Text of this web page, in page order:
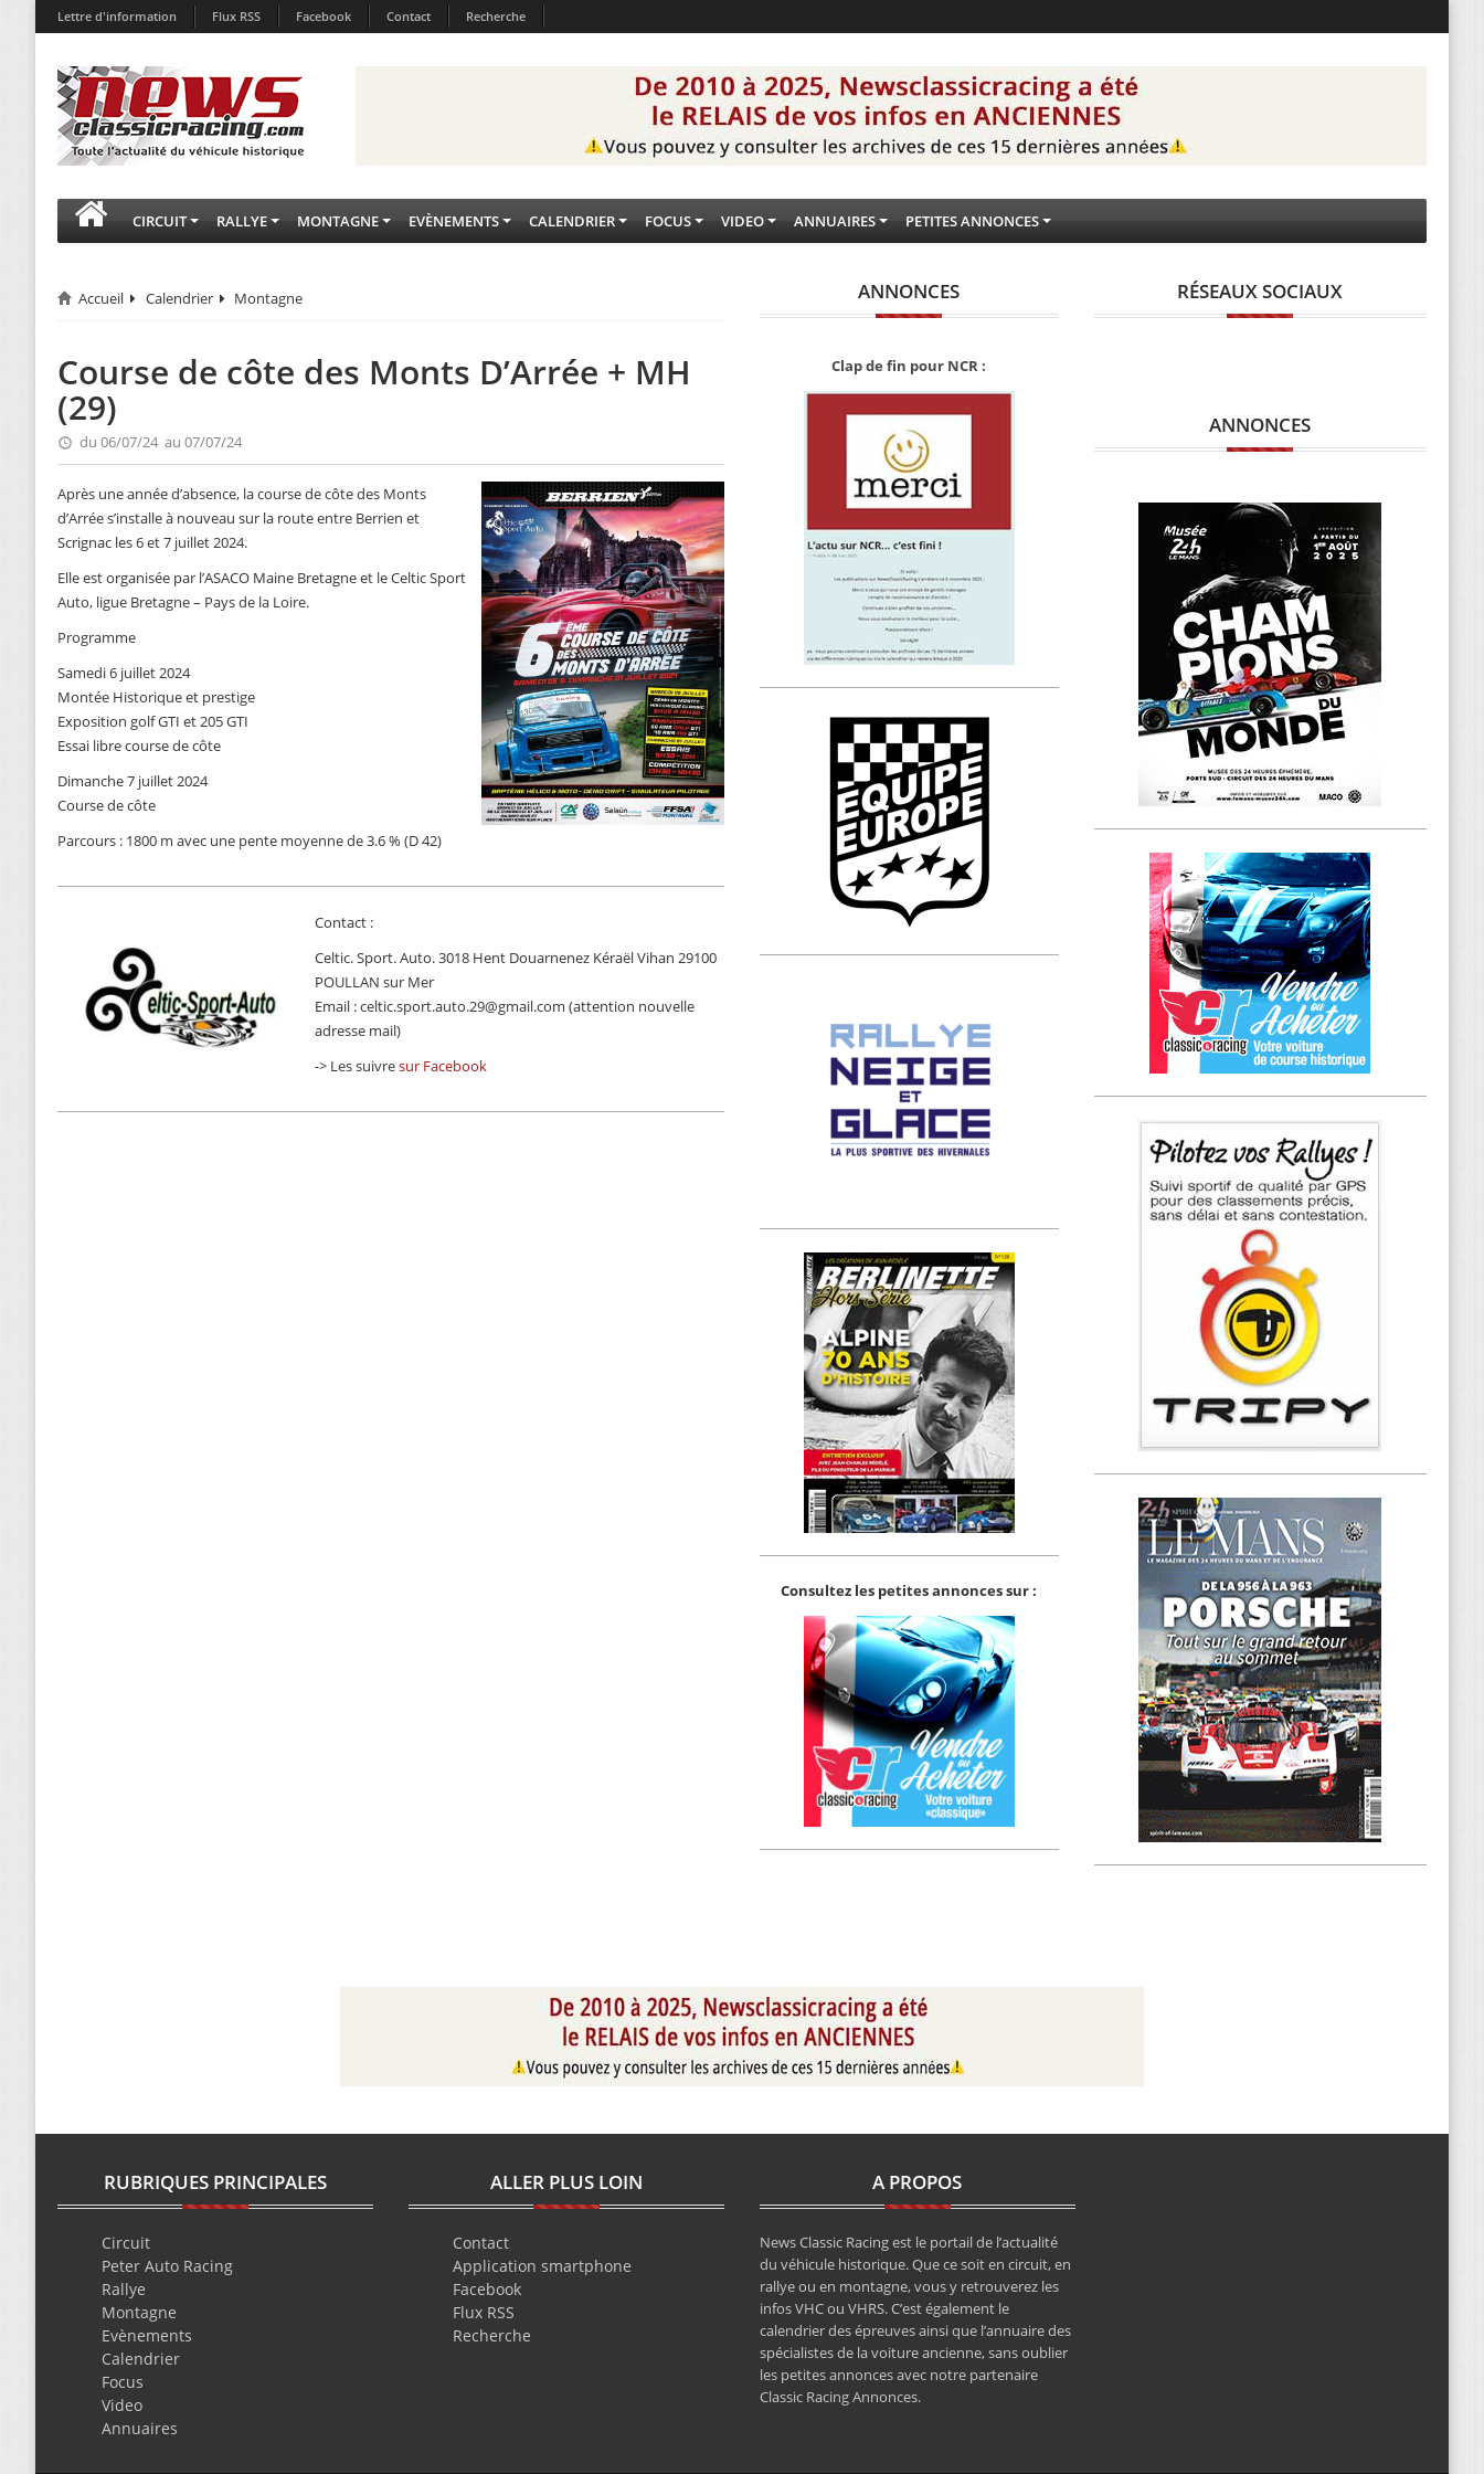
Lettre d'information Flux RSS Facebook Contact Recherche
CIRCUIT RALLYE MONTAGNE EVÈNEMENTS CALENDRIER FOCUS VIDEO ANNUAIRES PETITES ANNONCES
Accueil Calendrier Montagne
Course de côte des Monts D’Arrée + MH
(29)
du 06/07/24 au 07/07/24
Après une année d’absence, la course de côte des Monts
d’Arrée s’installe à nouveau sur la route entre Berrien et
Scrignac les 6 et 7 juillet 2024.
Elle est organisée par l’ASACO Maine Bretagne et le Celtic Sport
Auto, ligue Bretagne – Pays de la Loire.
Programme
Samedi 6 juillet 2024
Montée Historique et prestige
Exposition golf GTI et 205 GTI
Essai libre course de côte
Dimanche 7 juillet 2024
Course de côte
Parcours : 1800 m avec une pente moyenne de 3.6 % (D 42)
Contact :
Celtic. Sport. Auto. 3018 Hent Douarnenez Kéraël Vihan 29100
POULLAN sur Mer
Email : celtic.sport.auto.29@gmail.com (attention nouvelle
adresse mail)
-> Les suivresur Facebook
ANNONCES
Clap de fin pour NCR :
Consultez les petites annonces sur :
RÉSEAUX SOCIAUX
ANNONCES
RUBRIQUES PRINCIPALES
Circuit
Peter Auto Racing
Rallye
Montagne
Evènements
Calendrier
Focus
Video
Annuaires
ALLER PLUS LOIN
Contact
Application smartphone
Facebook
Flux RSS
Recherche
A PROPOS
News Classic Racing est le portail de l’actualité
du véhicule historique. Que ce soit en circuit, en
rallye ou en montagne, vous y retrouverez les
infos VHC ou VHRS. C’est également le
calendrier des épreuves ainsi que l’annuaire des
spécialistes de la voiture ancienne, sans oublier
les petites annonces avec notre partenaire
Classic Racing Annonces.